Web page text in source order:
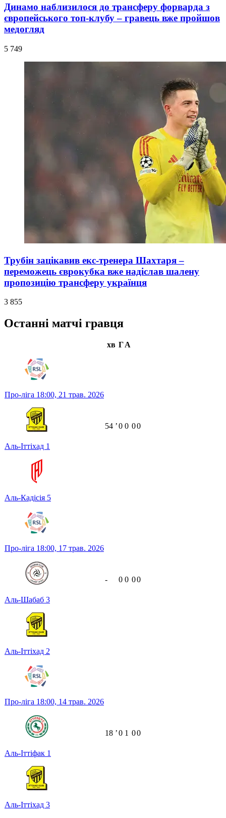
Динамо наблизилося до трансферу форварда з
європейського топ-клубу – гравець вже пройшов
медогляд
5 749
Трубін зацікавив екс-тренера Шахтаря –
переможець єврокубка вже надіслав шалену
пропозицію трансферу українця
3 855
Останні матчі гравця
хв ГА
Про-ліга 18:00, 21 трав. 2026
Аль-Іттіхад 1
Аль-Кадісія 5
54 ʼ0 0 00
Про-ліга 18:00, 17 трав. 2026
Аль-Шабаб 3
Аль-Іттіхад 2
- 0 0 00
Про-ліга 18:00, 14 трав. 2026
Аль-Іттіфак 1
Аль-Іттіхад 3
18 ʼ0 1 00